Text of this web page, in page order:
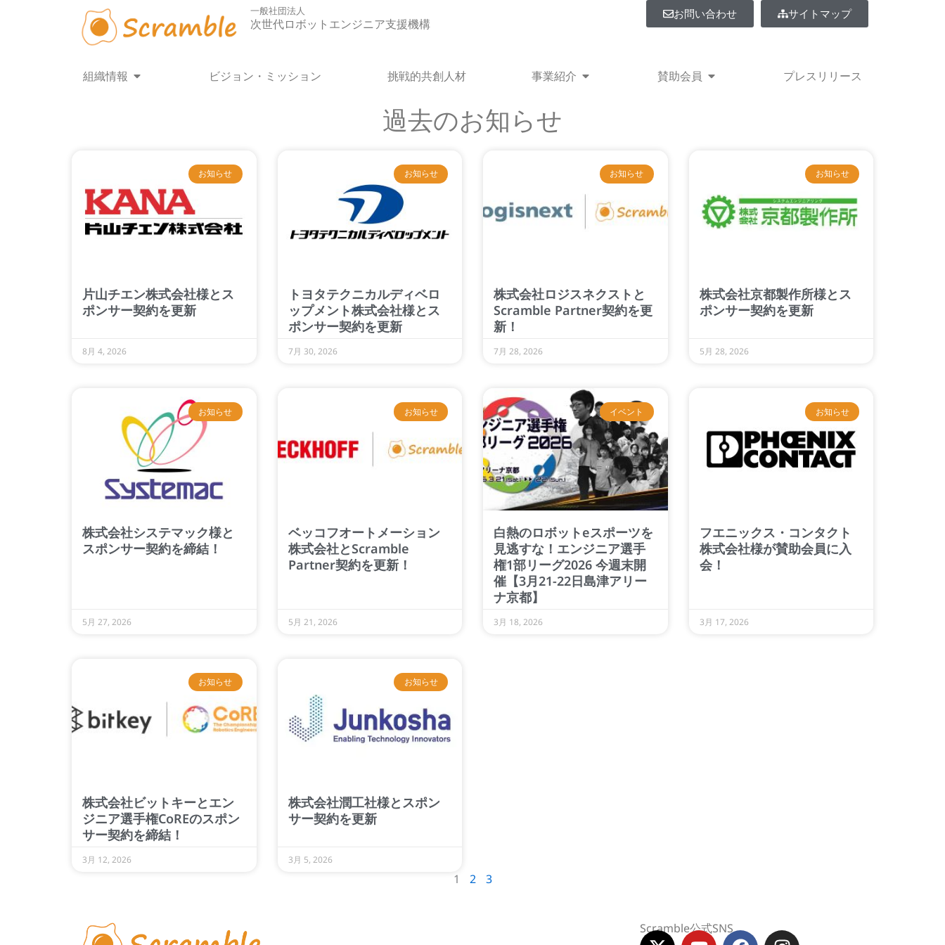
一般社団法人
次世代ロボットエンジニア支援機構
お問い合わせ サイトマップ
組織情報 Open 組織情報 ビジョン・ミッション 挑戦的共創人材 事業紹介 Open 事業紹介 賛助会員 Open 賛助会員 プレスリリース
過去のお知らせ
お知らせ
片山チエン株式会社様とス
ポンサー契約を更新
8月 4, 2026
お知らせ
トヨタテクニカルディベロ
ップメント株式会社様とス
ポンサー契約を更新
7月 30, 2026
お知らせ
株式会社ロジスネクストと
Scramble Partner契約を更
新！
7月 28, 2026
お知らせ
株式会社京都製作所様とス
ポンサー契約を更新
5月 28, 2026
お知らせ
株式会社システマック様と
スポンサー契約を締結！
5月 27, 2026
お知らせ
ベッコフオートメーション
株式会社とScramble
Partner契約を更新！
5月 21, 2026
イベント
白熱のロボットeスポーツを
見逃すな！エンジニア選手
権1部リーグ2026 今週末開
催【3月21-22日島津アリー
ナ京都】
3月 18, 2026
お知らせ
フエニックス・コンタクト
株式会社様が賛助会員に入
会！
3月 17, 2026
お知らせ
株式会社ビットキーとエン
ジニア選手権CoREのスポン
サー契約を締結！
3月 12, 2026
お知らせ
株式会社潤工社様とスポン
サー契約を更新
3月 5, 2026
1 2 3
Scramble公式SNS
X Y F I